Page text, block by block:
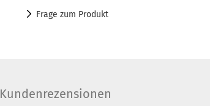
Frage zum Produkt
Kundenrezensionen